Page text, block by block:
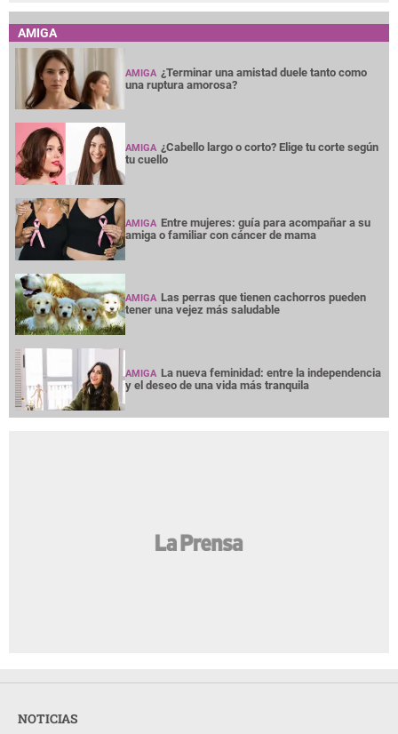
AMIGA
AMIGA ¿Terminar una amistad duele tanto como
una ruptura amorosa?
AMIGA ¿Cabello largo o corto? Elige tu corte según
tu cuello
AMIGA Entre mujeres: guía para acompañar a su
amiga o familiar con cáncer de mama
AMIGA Las perras que tienen cachorros pueden
tener una vejez más saludable
AMIGA La nueva feminidad: entre la independencia
y el deseo de una vida más tranquila
NOTICIAS